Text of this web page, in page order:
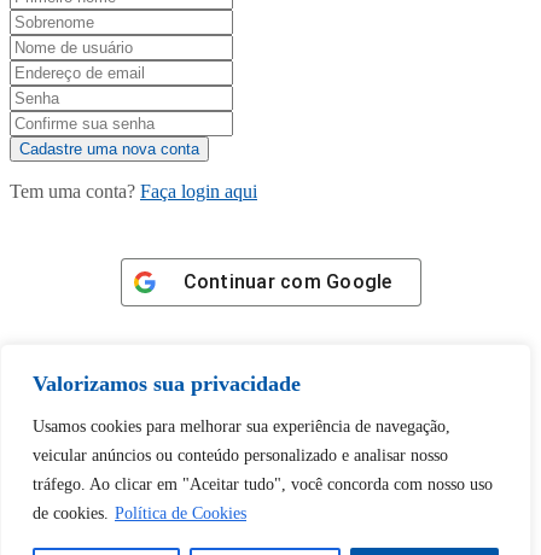
Valorizamos sua privacidade
Usamos cookies para melhorar sua experiência de navegação,
veicular anúncios ou conteúdo personalizado e analisar nosso
tráfego. Ao clicar em "Aceitar tudo", você concorda com nosso uso
de cookies. Política de Cookies
Tem uma conta? Faça login aqui
Continuar com Google
Tem certeza de que deseja
desbloquear esta publicação?